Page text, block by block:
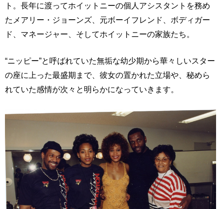
ト。長年に渡ってホイットニーの個人アシスタントを務め
たメアリー・ジョーンズ、元ボーイフレンド、ボディガー
ド、マネージャー、そしてホイットニーの家族たち。
“ニッピー”と呼ばれていた無垢な幼少期から華々しいスター
の座に上った最盛期まで、彼女の置かれた立場や、秘めら
れていた感情が次々と明らかになっていきます。